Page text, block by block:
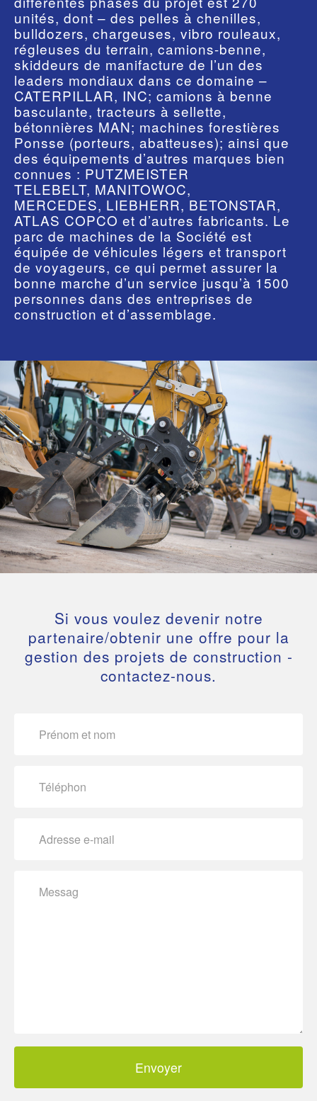
unités, dont – des pelles à chenilles,
bulldozers, chargeuses, vibro rouleaux,
régleuses du terrain, camions-benne,
skiddeurs de manifacture de l’un des
leaders mondiaux dans ce domaine –
CATERPILLAR, INC; camions à benne
basculante, tracteurs à sellette,
bétonnières MAN; machines forestières
Ponsse (porteurs, abatteuses); ainsi que
des équipements d’autres marques bien
connues : PUTZMEISTER
TELEBELT, MANITOWOC,
MERCEDES, LIEBHERR, BETONSTAR,
ATLAS COPCO et d’autres fabricants. Le
parc de machines de la Société est
équipée de véhicules légers et transport
de voyageurs, ce qui permet assurer la
bonne marche d’un service jusqu’à 1500
personnes dans des entreprises de
construction et d’assemblage.
Si vous voulez devenir notre
partenaire/obtenir une offre pour la
gestion des projets de construction -
contactez-nous.